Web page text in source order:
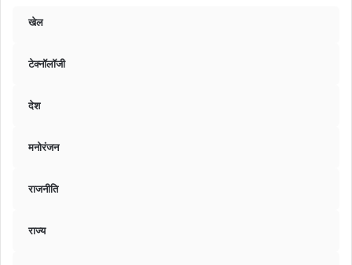
खेल
टेक्नॉलॉजी
देश
मनोरंजन
राजनीति
राज्य